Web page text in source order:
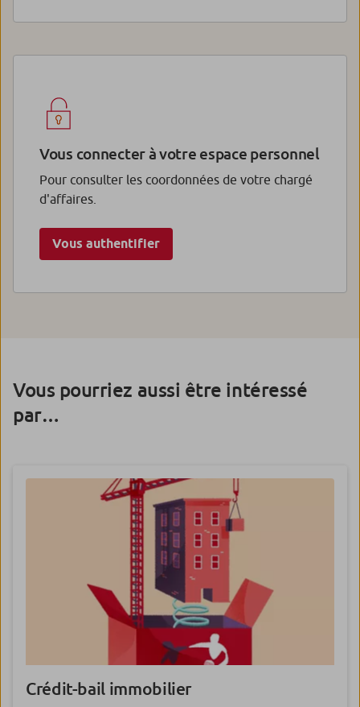
Vous connecter à votre espace personnel
Pour consulter les coordonnées de votre chargé
d'affaires.
Vous authentifier
Vous pourriez aussi être intéressé
par…
Crédit-bail immobilier